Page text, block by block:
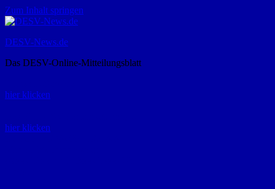
Zum Inhalt springen
DESV-News.de
Das DESV-Online-Mitteilungsblatt
hier klicken
hier klicken